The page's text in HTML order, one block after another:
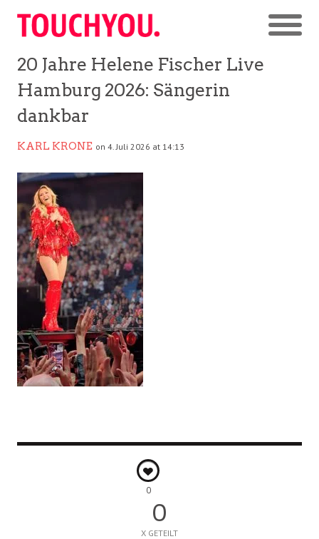
20 Jahre Helene Fischer Live
Hamburg 2026: Sängerin
dankbar
KARL KRONE on 4. Juli 2026 at 14:13
0
0
X GETEILT